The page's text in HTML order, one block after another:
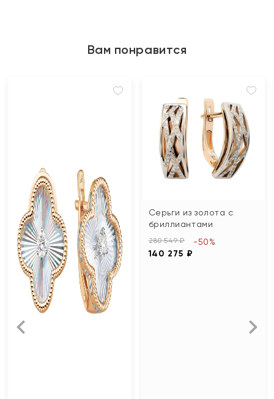
Вам понравится
Серьги из золота с
бриллиантами
280 549 ₽
140 275 ₽
-50%